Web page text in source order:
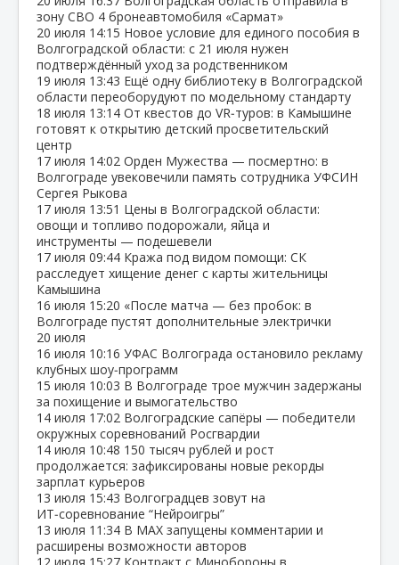
зону СВО 4 бронеавтомобиля «Сармат»
20 июля 14:15 Новое условие для единого пособия в
Волгоградской области: с 21 июля нужен
подтверждённый уход за родственником
19 июля 13:43 Ещё одну библиотеку в Волгоградской
области переоборудуют по модельному стандарту
18 июля 13:14 От квестов до VR‑туров: в Камышине
готовят к открытию детский просветительский
центр
17 июля 14:02 Орден Мужества — посмертно: в
Волгограде увековечили память сотрудника УФСИН
Сергея Рыкова
17 июля 13:51 Цены в Волгоградской области:
овощи и топливо подорожали, яйца и
инструменты — подешевели
17 июля 09:44 Кража под видом помощи: СК
расследует хищение денег с карты жительницы
Камышина
16 июля 15:20 «После матча — без пробок: в
Волгограде пустят дополнительные электрички
20 июля
16 июля 10:16 УФАС Волгограда остановило рекламу
клубных шоу‑программ
15 июля 10:03 В Волгограде трое мужчин задержаны
за похищение и вымогательство
14 июля 17:02 Волгоградские сапёры — победители
окружных соревнований Росгвардии
14 июля 10:48 150 тысяч рублей и рост
продолжается: зафиксированы новые рекорды
зарплат курьеров
13 июля 15:43 Волгоградцев зовут на
ИТ‑соревнование “Нейроигры”
13 июля 11:34 В МАХ запущены комментарии и
расширены возможности авторов